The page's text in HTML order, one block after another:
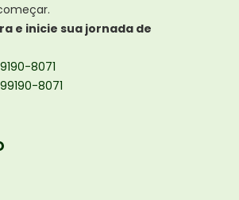
e inicie sua jornada de
8071
8071